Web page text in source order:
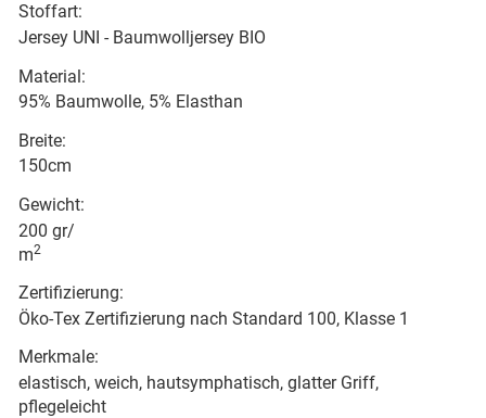
Stoffart:
Jersey UNI - Baumwolljersey BIO
Material:
95% Baumwolle, 5% Elasthan
Breite:
150cm
Gewicht:
200 gr/
m2
Zertifizierung:
Öko-Tex Zertifizierung nach Standard 100, Klasse 1
Merkmale:
elastisch, weich, hautsymphatisch, glatter Griff,
pflegeleicht